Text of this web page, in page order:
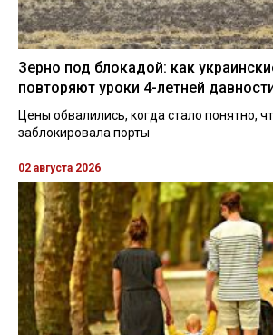
Зерно под блокадой: как
повторяют уроки 4-летней
Цены обвалились, когда стало понятно,
заблокировала порты
02 августа 2026